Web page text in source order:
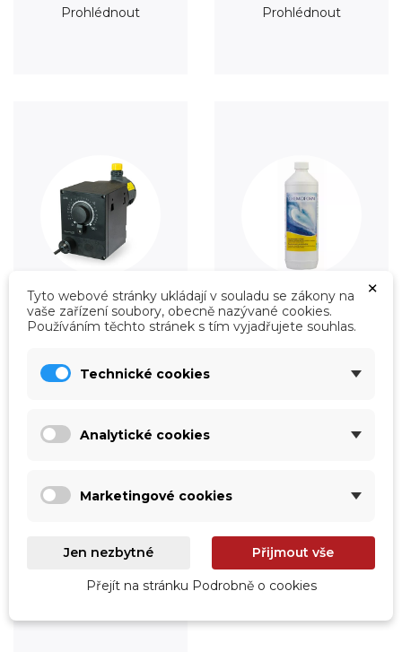
Prohlédnout Prohlédnout
Úprava vody Údržba
×
Tyto webové stránky ukládají v souladu se zákony na
vaše zařízení soubory, obecně nazývané cookies.
Používáním těchto stránek s tím vyjadřujete souhlas.
Technické cookies
Analytické cookies
Marketingové cookies
Jen nezbytné Přijmout vše
Přejít na stránku Podrobně o cookies